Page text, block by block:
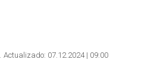
Actualizado: 07.12.2024 | 09:00